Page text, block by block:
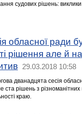
судових рішень:
обласної ради
рішення але й
29.03.2018 10:58
дванадцята сесія
ста рішень з
краю.